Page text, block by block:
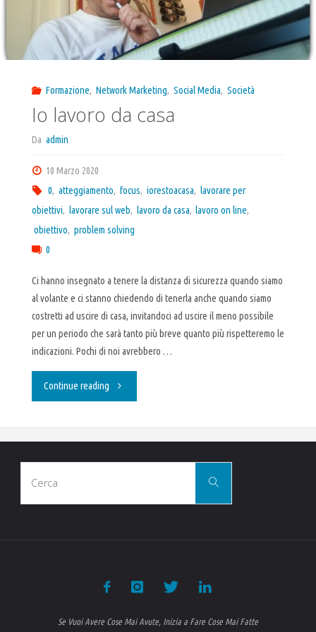
Formazione, Network Marketing, Social Media, Società
Io lavoro da casa
Da admin
10 Marzo 2020
0, atteggiamento, focus, iorestoacasa, lavorare per
obiettivi, lavorare sul web, lavoro da casa, lavoro on line,
obiettivo, problem solving
0
Ci hanno insegnato a tenere la distanza di sicurezza quando siamo
al volante e ci stanno chiedendo di tenerla anche quando siamo
costretti ad uscire di casa, invitandoci ad uscire il meno possibile
per un periodo che sarà tanto più breve quanto più rispetteremo le
indicazioni. Pochi di noi avrebbero …
Continue reading "Io
Cerca
Se Vuoi Avere Cose Mai Avute, Inizia a Fare Cose Mai Fatte